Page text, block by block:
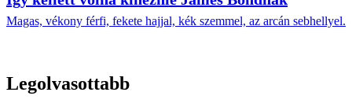
Magas, vékony férfi, fekete hajjal, kék szemmel, az arcán sebhellyel.
Legolvasottabb